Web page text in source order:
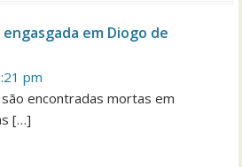
engasgada em Diogo de
pm
encontradas mortas em
[…]